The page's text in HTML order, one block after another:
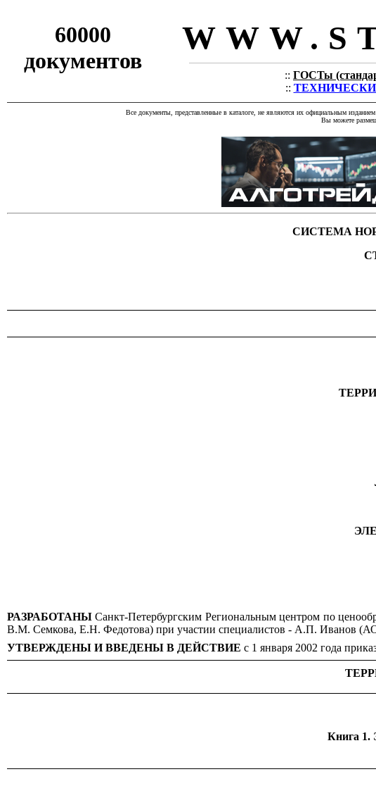
60000
документов
:: ГОСТы
:: ТЕХНИЧЕСКИЕ
Все документы, представленные в каталоге, не являются их официальным
Вы можете
СИСТЕМА
РАЗРАБОТАНЫСанкт-Петербургским Региональным центром по
В.М. Семкова, Е.Н. Федотова) при участии специалистов - А.П. Иванов
УТВЕРЖДЕНЫ И ВВЕДЕНЫ В ДЕЙСТВИЕ с 1 января 2002 года
Книга 1.